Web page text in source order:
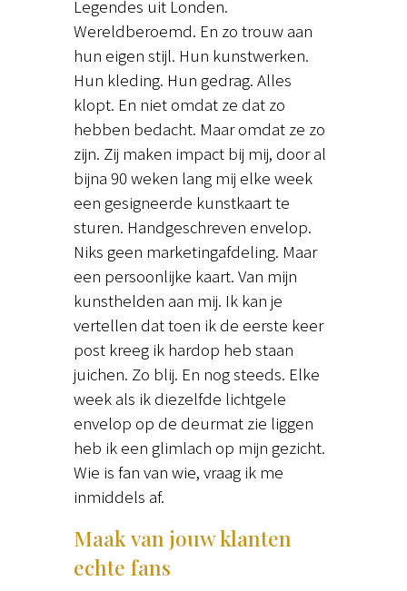
Legendes uit Londen.
Wereldberoemd. En zo trouw aan
hun eigen stijl. Hun kunstwerken.
Hun kleding. Hun gedrag. Alles
klopt. En niet omdat ze dat zo
hebben bedacht. Maar omdat ze zo
zijn. Zij maken impact bij mij, door al
bijna 90 weken lang mij elke week
een gesigneerde kunstkaart te
sturen. Handgeschreven envelop.
Niks geen marketingafdeling. Maar
een persoonlijke kaart. Van mijn
kunsthelden aan mij. Ik kan je
vertellen dat toen ik de eerste keer
post kreeg ik hardop heb staan
juichen. Zo blij. En nog steeds. Elke
week als ik diezelfde lichtgele
envelop op de deurmat zie liggen
heb ik een glimlach op mijn gezicht.
Wie is fan van wie, vraag ik me
inmiddels af.
Maak van jouw klanten
echte fans